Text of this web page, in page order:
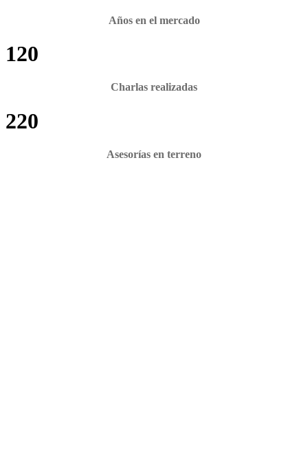
Años en el mercado
120
Charlas realizadas
220
Asesorías en terreno